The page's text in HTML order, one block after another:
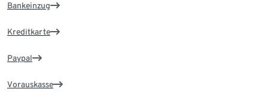
Bankeinzug
Kreditkarte
Paypal
Vorauskasse